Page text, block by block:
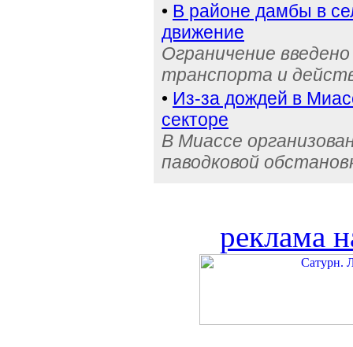
• В районе дамбы в
движение
Ограничение
транспорта и
• Из-за дождей в
секторе
В Миассе
паводковой
реклама